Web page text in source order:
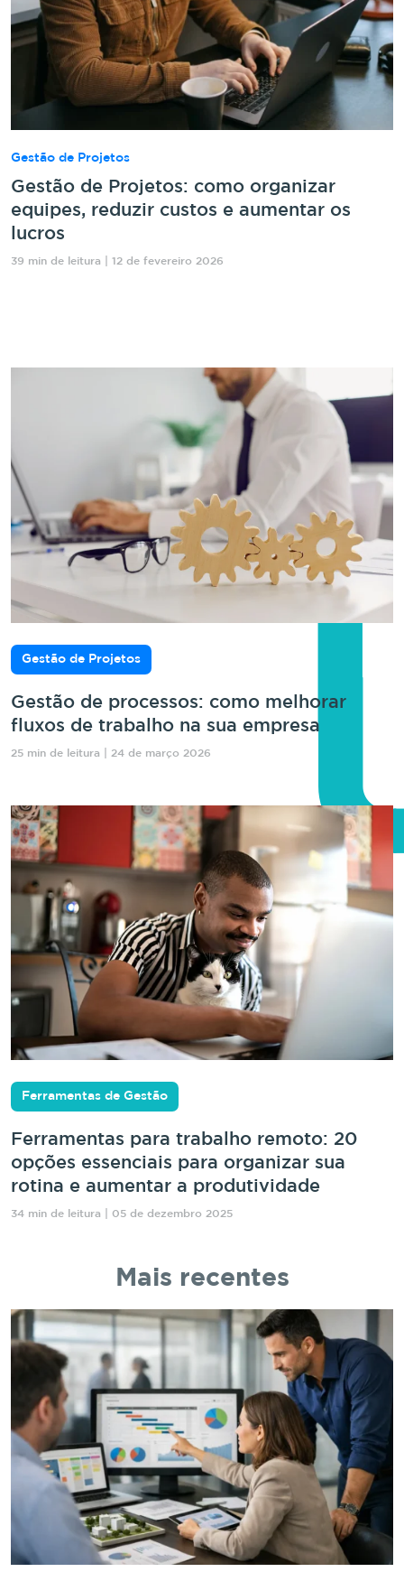
Gestão de Projetos
Gestão de Projetos: como organizar
equipes, reduzir custos e aumentar os
lucros
39 min de leitura | 12 de fevereiro 2026
Gestão de Projetos
Gestão de processos: como melhorar
fluxos de trabalho na sua empresa
25 min de leitura | 24 de março 2026
Ferramentas de Gestão
Ferramentas para trabalho remoto: 20
opções essenciais para organizar sua
rotina e aumentar a produtividade
34 min de leitura | 05 de dezembro 2025
Mais recentes